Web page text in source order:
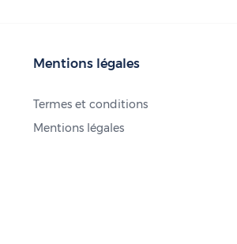
Mentions légales
Termes et conditions
Mentions légales